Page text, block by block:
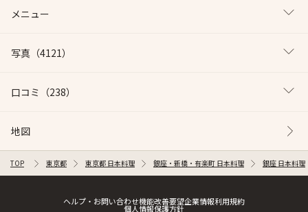
メニュー
写真 （4121）
口コミ （238）
地図
TOP 東京都 東京都 日本料理 銀座・新橋・有楽町 日本料理 銀座 日本料理
ヘルプ・お問い合わせ機能改善要望企業情報利用規約
個人情報保護方針